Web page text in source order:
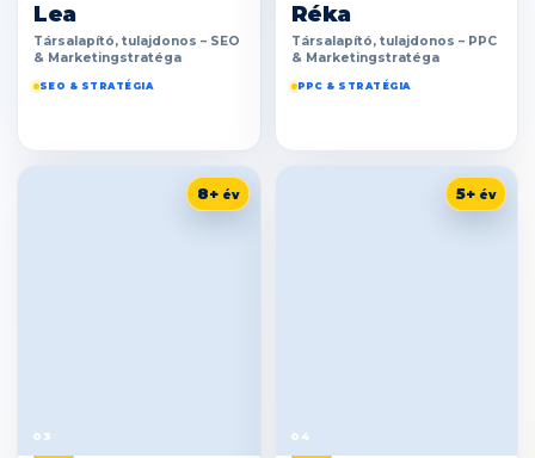
Lea
Társalapító, tulajdonos – SEO
& Marketingstratéga
SEO & STRATÉGIA
Réka
Társalapító, tulajdonos – PPC
& Marketingstratéga
PPC & STRATÉGIA
8+
03
5+
04